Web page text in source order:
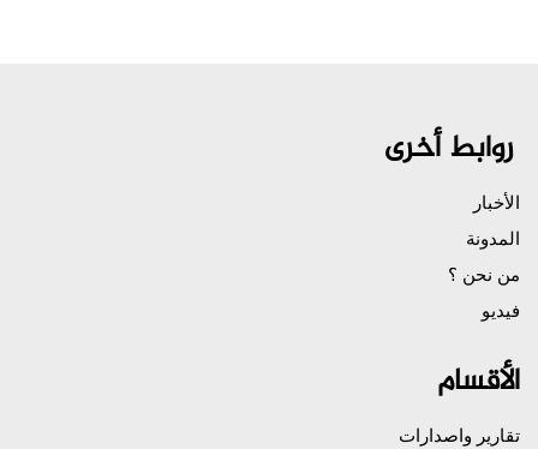
روابط أخرى
الأخبار
المدونة
من نحن ؟
فيديو
الأقسام
تقارير واصدارات